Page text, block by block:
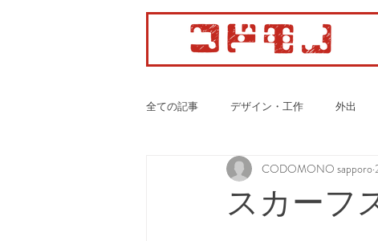
全ての記事 デザイン・工作 外出
カーディオ・ボクササイズ
スカーフ
CODOMONO sapporo